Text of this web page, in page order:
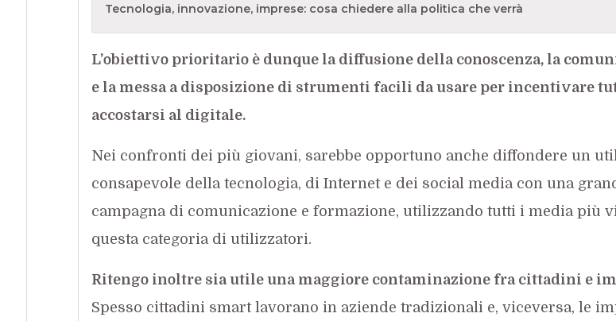
Tecnologia, innovazione, imprese: cosa chiedere alla politica che verrà
L’obiettivo prioritario è dunque la diffusione della conoscenza, la
e la messa a disposizione di strumenti facili da usare per incentivare
accostarsi al digitale.
Nei confronti dei più giovani, sarebbe opportuno anche diffondere un
consapevole della tecnologia, di Internet e dei social media con una
campagna di comunicazione e formazione, utilizzando tutti i media più
questa categoria di utilizzatori.
Ritengo inoltre sia utile una maggiore contaminazione fra cittadini e
Spesso cittadini smart lavorano in aziende tradizionali e, viceversa, le